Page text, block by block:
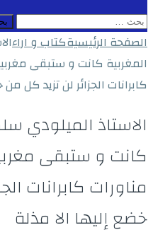
البحث
عن:
الصفحة الرئيسيةكتاب و اراء
المغربية كانت و ستبقى
كابرانات الجزائر لن تزيد كل
الاستاذ الميلودي
كانت و ستبقى
مناورات كابرانات
خضع إليها الا مذلة